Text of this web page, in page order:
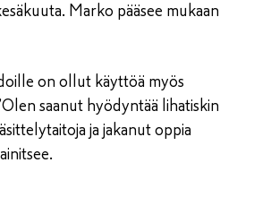
Marko pääsee mukaan
on ollut käyttöä myös
saanut hyödyntää lihatiskin
ja jakanut oppia